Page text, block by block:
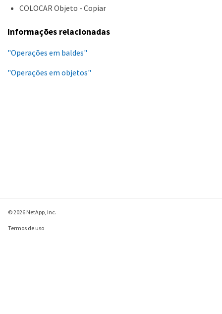
COLOCAR Objeto - Copiar
Informações relacionadas
"Operações em baldes"
"Operações em objetos"
© 2026 NetApp, Inc.
Termos de uso